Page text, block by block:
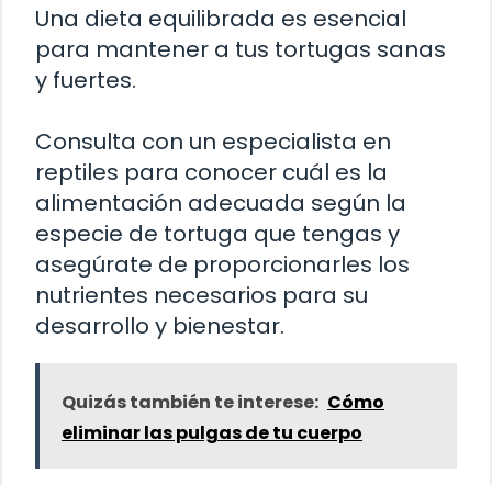
Una dieta equilibrada es esencial
para mantener a tus tortugas sanas
y fuertes.
Consulta con un especialista en
reptiles para conocer cuál es la
alimentación adecuada según la
especie de tortuga que tengas y
asegúrate de proporcionarles los
nutrientes necesarios para su
desarrollo y bienestar.
Quizás también te interese: Cómo
eliminar las pulgas de tu cuerpo